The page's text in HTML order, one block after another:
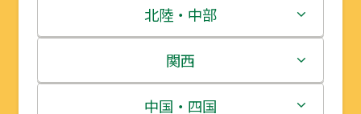
青森県
岩手県
宮城県
茨城県
栃木県
群馬県
北陸・中部
新潟県
富山県
関西
三重県
中国・四国